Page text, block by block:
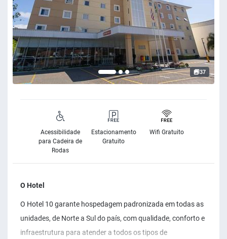
37
Acessibilidade
para Cadeira de
Rodas
Estacionamento
Gratuito
Wifi Gratuito
O Hotel
O Hotel 10 garante hospedagem padronizada em todas as
unidades, de Norte a Sul do país, com qualidade, conforto e
infraestrutura para atender a todos os tipos de